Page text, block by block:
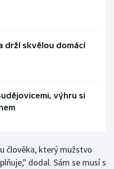
drží skvělou domácí
výhru si
člověka, který mužstvo
dodal. Sám se musí s